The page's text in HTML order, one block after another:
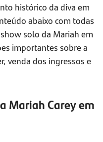
histórico da diva em
abaixo com todas
solo da Mariah em
importantes sobre a
venda dos ingressos e
Mariah Carey em